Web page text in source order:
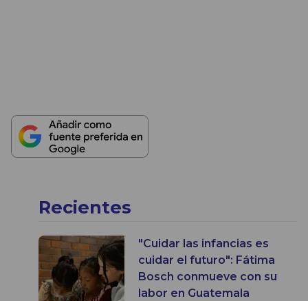
Recientes
"Cuidar las infancias es
cuidar el futuro": Fátima
Bosch conmueve con su
labor en Guatemala